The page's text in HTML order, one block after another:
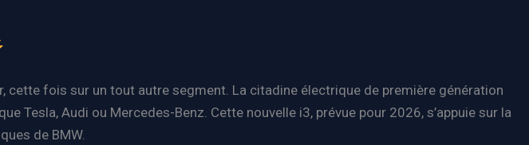
cette fois sur un tout autre segment. La citadine électrique de première génération
Tesla, Audi ou Mercedes-Benz. Cette nouvelle i3, prévue pour 2026, s’appuie sur la
de BMW.